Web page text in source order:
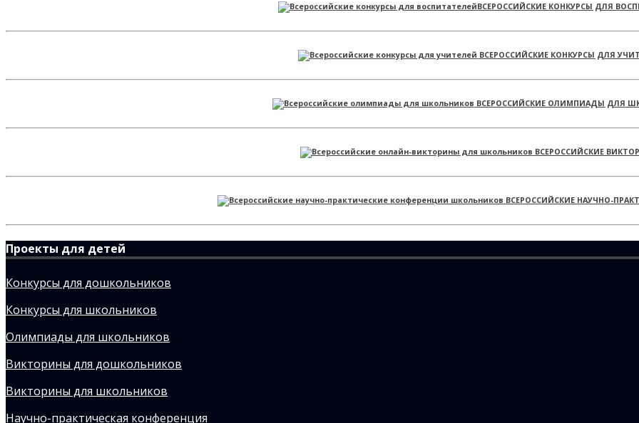
ВСЕРОССИЙСКИЕ КОНКУРСЫ ДЛЯ
ВСЕРОССИЙСКИЕ КОНКУРСЫ ДЛЯ
ВСЕРОССИЙСКИЕ ОЛИМПИАДЫ ДЛЯ
ВСЕРОССИЙСКИЕ
ВСЕРОССИЙСКИЕ НАУЧНО-
Проекты для детей
Конкурсы для дошкольников
Конкурсы для школьников
Олимпиады для школьников
Викторины для дошкольников
Викторины для школьников
Научно-практическая конференция